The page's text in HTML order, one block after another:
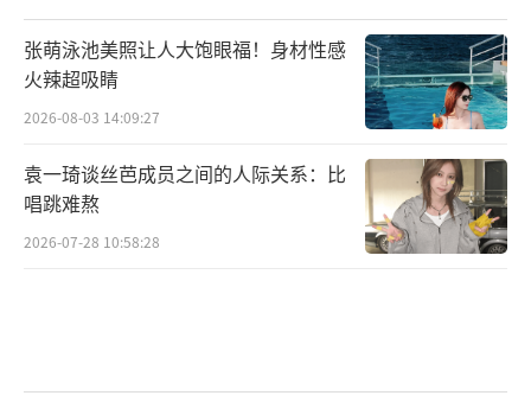
张萌泳池美照让人大饱眼福！身材性感
火辣超吸睛
2026-08-03 14:09:27
袁一琦谈丝芭成员之间的人际关系：比
唱跳难熬
2026-07-28 10:58:28